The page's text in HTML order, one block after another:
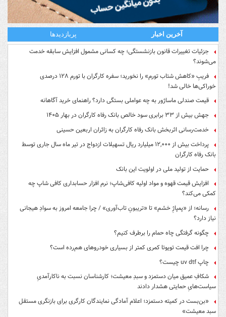
آخرین اخبار پربازدیدها
جزئیات تغییرات قانون بازنشستگی؛ چه کسانی مشمول افزایش سابقه خدمت
می‌شوند؟
فریبِ «کاهش شتاب تورم» را نخورید؛ سفره کارگران با تورم ۱۲۸ درصدی
خوراکی‌ها خالی شد!
قیمت صندلی ماساژور به چه عواملی بستگی دارد؟ راهنمای خرید آگاهانه
جهش بیش از ۳۳ برابری سود خالص بانک رفاه کارگران در بهار ۱۴۰۵
خدمت‌رسانی اثربخش بانک رفاه کارگران به زائران اربعین حسینی
پرداخت بیش از ۱۲,۰۰۰ میلیارد ریال تسهیلات ازدواج در تیر ماه سال جاری توسط
بانک رفاه کارگران
حمایت از تولید ملی در اولویت این بانک
افزایش قیمت قهوه و مواد اولیه کافی‌شاپ؛ نرم افزار حسابداری کافی شاپ چه
کمکی می‌کند؟
رسانه؛ از «پمپاژِ خشم» تا «تریبونِ تاب‌آوری» / چرا جامعه امروز به سوادِ هیجانی
نیاز دارد؟
چگونه گرفتگی چاه حمام را برطرف کنیم؟
چرا افت قیمت تویوتا کمری کمتر از بسیاری خودروهای هم‌رده است؟
چاپ uv dtf چیست؟
شکافِ عمیق میان دستمزد و سبدِ معیشت؛ کارشناسان نسبت به ناکارآمدیِ
سیاست‌هایِ حمایتی هشدار دادند
«بن‌بست در کمیته دستمزد؛ اعلام آمادگی نمایندگان کارگری برای بازنگری مستقل
سبد معیشت»